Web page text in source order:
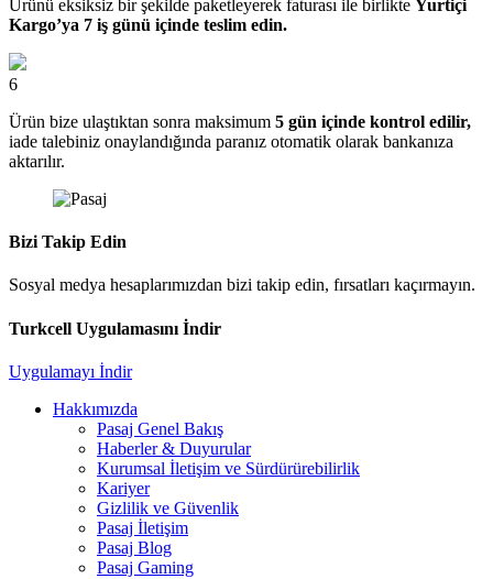
Ürünü eksiksiz bir şekilde paketleyerek faturası ile birlikte Yurtiçi
Kargo’ya 7 iş günü içinde teslim edin.
6
Ürün bize ulaştıktan sonra maksimum 5 gün içinde kontrol edilir,
iade talebiniz onaylandığında paranız otomatik olarak bankanıza
aktarılır.
Bizi Takip Edin
Sosyal medya hesaplarımızdan bizi takip edin, fırsatları kaçırmayın.
Turkcell Uygulamasını İndir
Uygulamayı İndir
Hakkımızda
Pasaj Genel Bakış
Haberler & Duyurular
Kurumsal İletişim ve Sürdürürebilirlik
Kariyer
Gizlilik ve Güvenlik
Pasaj İletişim
Pasaj Blog
Pasaj Gaming